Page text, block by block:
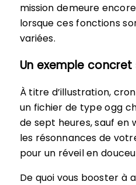
mission demeure
lorsque ces fonctions
variées.
Un exemple
À titre d’illustration,
un fichier de type ogg
de sept heures, sauf en
les résonnances de
pour un réveil en
De quoi vous booster à